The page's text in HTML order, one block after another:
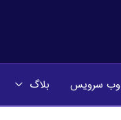
وب سرویس بلاگ